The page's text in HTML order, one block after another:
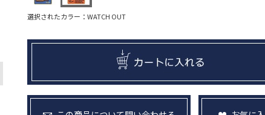
選択されたカラー：WATCH OUT